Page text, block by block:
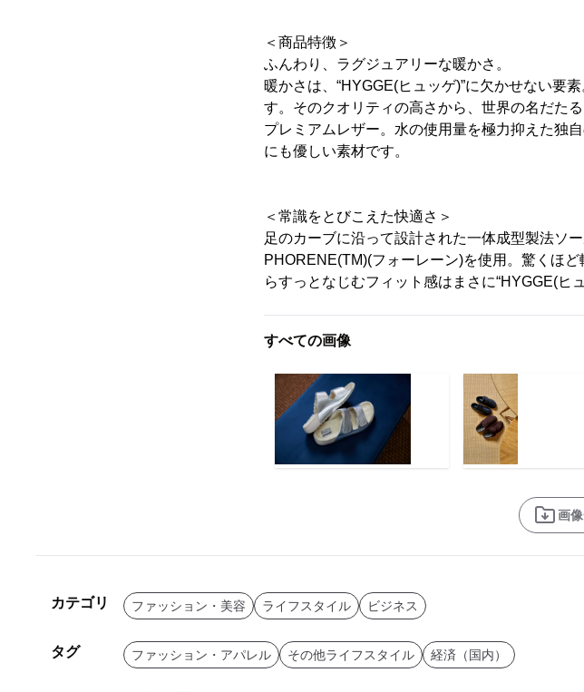
＜商品特徴＞
ふんわり、ラグジュアリーな暖かさ。
暖かさは、“HYGGE(ヒュッゲ)”に欠かせない要
す。そのクオリティの高さから、世界の名だた
プレミアムレザー。水の使用量を極力抑えた独
にも優しい素材です。
＜常識をとびこえた快適さ＞
足のカーブに沿って設計された一体成型製法ソ
PHORENE(TM)(フォーレーン)を使用。驚くほ
らすっとなじむフィット感はまさに“HYGGE(ヒ
すべての画像
画
カテゴリ ファッション・美容 ライフスタイル ビジネス
タグ ファッション・アパレル その他ライフスタイル 経済（国内）